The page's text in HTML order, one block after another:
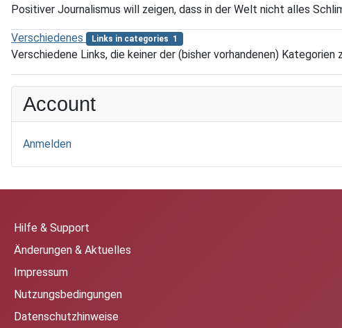
Positiver Journalismus will zeigen, dass in der Welt nicht alles
Verschiedenes Links in categories 1
Verschiedene Links, die keiner der (bisher vorhandenen) Kategorien
Account
Anmelden
Hilfe & Support
Änderungen & Aktuelles
Impressum
Nutzungsbedingungen
Datenschutzhinweise